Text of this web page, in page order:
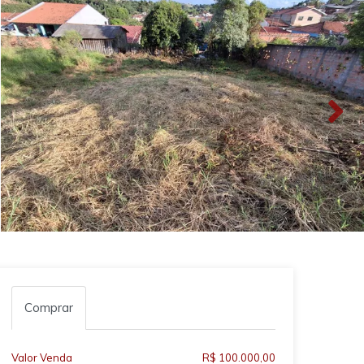
Comprar
Valor Venda R$ 100.000,00